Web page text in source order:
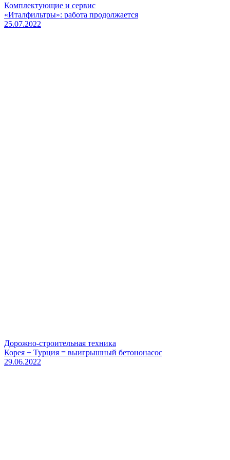
Комплектующие и сервис
«Италфильтры»: работа продолжается
25.07.2022
Дорожно-строительная техника
Корея + Турция = выигрышный бетононасос
29.06.2022